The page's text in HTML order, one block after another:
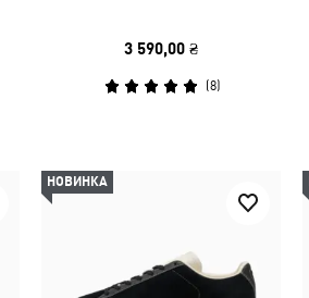
3 590,00 ₴
(8)
НОВИНКА